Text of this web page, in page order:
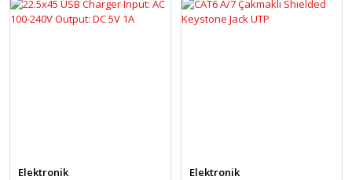
Elektronik
Elektronik